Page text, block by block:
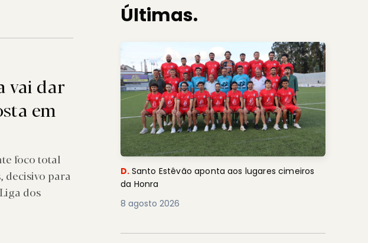
vai dar
em
foco total
decisivo para
dos
Últimas.
D. Santo Estêvão aponta aos lugares cimeiros
da Honra
8 agosto 2026